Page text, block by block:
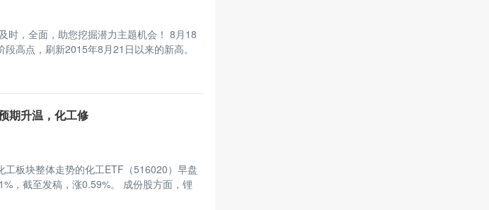
时，全面，助您挖掘潜力主题机会！ 8月18
高点，刷新2015年8月21日以来的新高。
期升温，化工修
板块整体走势的化工ETF（516020）早盘
，截至发稿，涨0.59%。 成份股方面，锂